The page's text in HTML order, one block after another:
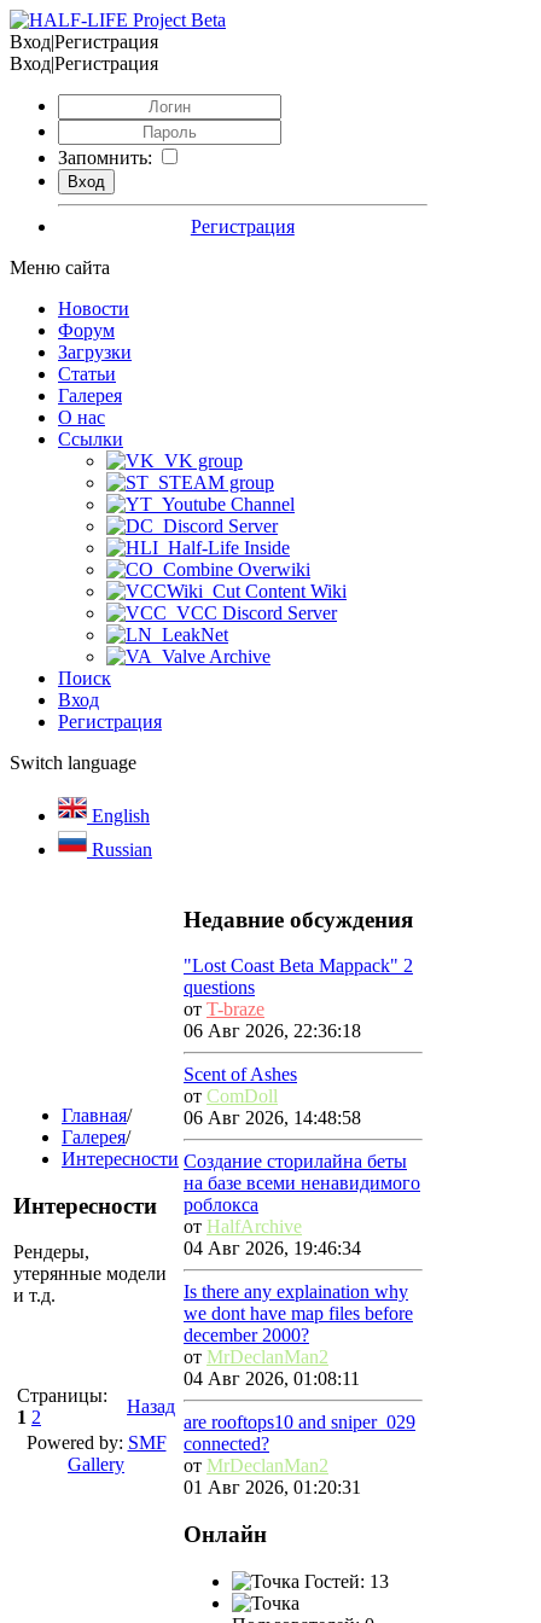
Вход|Регистрация
Вход|Регистрация
Запомнить:
Регистрация
Меню сайта
Новости
Форум
Загрузки
Статьи
Галерея
О нас
Ссылки
VK group
STEAM group
Youtube Channel
Discord Server
Half-Life Inside
Combine Overwiki
Cut Content Wiki
VCC Discord Server
LeakNet
Valve Archive
Поиск
Вход
Регистрация
Switch language
English
Russian
Главная/
Галерея/
Интересности
Интересности
Рендеры,
утерянные модели
и т.д.
Страницы:
1 2
Назад
Powered by: SMF
Gallery
Недавние обсуждения
"Lost Coast Beta Mappack" 2
questions
от T-braze
06 Авг 2026, 22:36:18
Scent of Ashes
от ComDoll
06 Авг 2026, 14:48:58
Создание сторилайна беты
на базе всеми ненавидимого
роблокса
от HalfArchive
04 Авг 2026, 19:46:34
Is there any explaination why
we dont have map files before
december 2000?
от MrDeclanMan2
04 Авг 2026, 01:08:11
are rooftops10 and sniper_029
connected?
от MrDeclanMan2
01 Авг 2026, 01:20:31
Онлайн
Гостей: 13